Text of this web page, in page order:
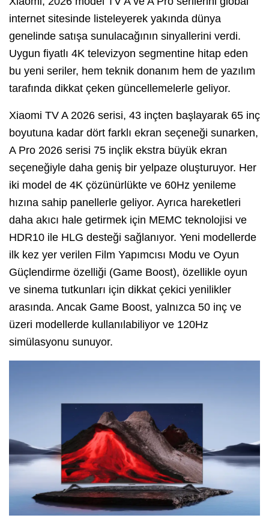
internet sitesinde listeleyerek yakında dünya
genelinde satışa sunulacağının sinyallerini verdi.
Uygun fiyatlı 4K televizyon segmentine hitap eden
bu yeni seriler, hem teknik donanım hem de yazılım
tarafında dikkat çeken güncellemelerle geliyor.
Xiaomi TV A 2026 serisi, 43 inçten başlayarak 65 inç
boyutuna kadar dört farklı ekran seçeneği sunarken,
A Pro 2026 serisi 75 inçlik ekstra büyük ekran
seçeneğiyle daha geniş bir yelpaze oluşturuyor. Her
iki model de 4K çözünürlükte ve 60Hz yenileme
hızına sahip panellerle geliyor. Ayrıca hareketleri
daha akıcı hale getirmek için MEMC teknolojisi ve
HDR10 ile HLG desteği sağlanıyor. Yeni modellerde
ilk kez yer verilen Film Yapımcısı Modu ve Oyun
Güçlendirme özelliği (Game Boost), özellikle oyun
ve sinema tutkunları için dikkat çekici yenilikler
arasında. Ancak Game Boost, yalnızca 50 inç ve
üzeri modellerde kullanılabiliyor ve 120Hz
simülasyonu sunuyor.